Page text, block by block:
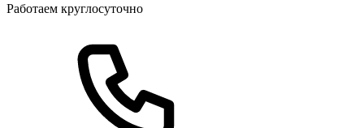
Работаем круглосуточно